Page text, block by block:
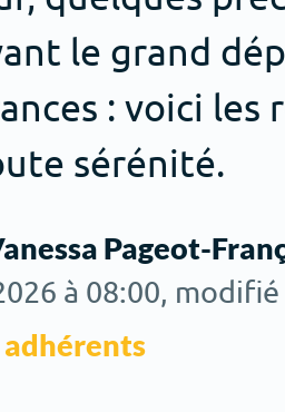
le grand
: voici
sérénité.
Pageot-
à 08:00, modifié
adhérents